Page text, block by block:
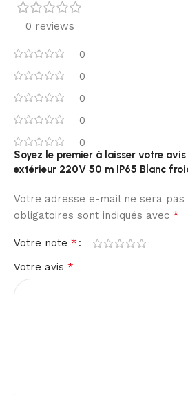
0 reviews
0
0
0
0
0
Soyez le premier à laisser votre avis
extérieur 220V 50 m IP65 Blanc
Votre adresse e-mail ne sera pas
obligatoires sont indiqués avec *
Votre note *
Votre avis *